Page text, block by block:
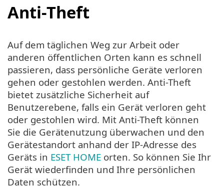
Anti-Theft
Auf dem täglichen Weg zur Arbeit oder
anderen öffentlichen Orten kann es schnell
passieren, dass persönliche Geräte verloren
gehen oder gestohlen werden. Anti-Theft
bietet zusätzliche Sicherheit auf
Benutzerebene, falls ein Gerät verloren geht
oder gestohlen wird. Mit Anti-Theft können
Sie die Gerätenutzung überwachen und den
Gerätestandort anhand der IP-Adresse des
Geräts in ESET HOME orten. So können Sie Ihr
Gerät wiederfinden und Ihre persönlichen
Daten schützen.